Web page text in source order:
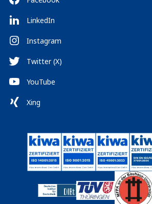
LinkedIn
Instagram
Twitter (X)
YouTube
Xing